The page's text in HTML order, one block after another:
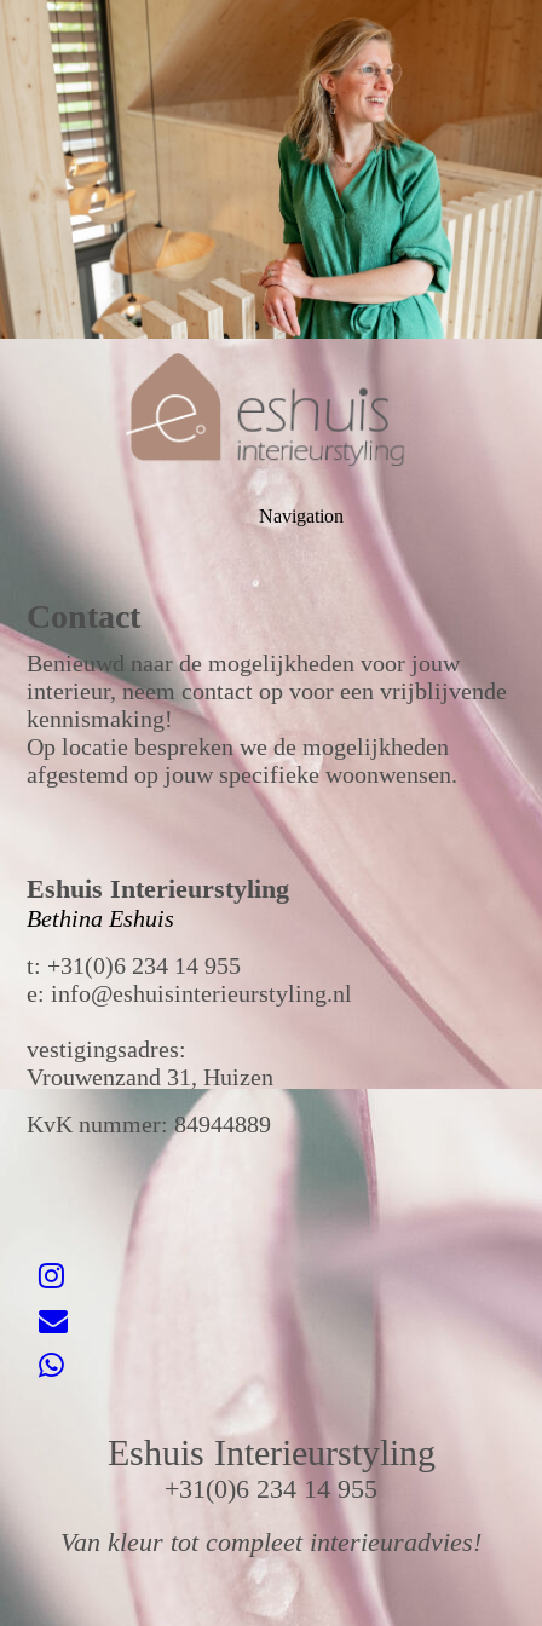
Navigation
Contact
Benieuwd naar de mogelijkheden voor jouw
interieur, neem contact op voor een vrijblijvende
kennismaking!
Op locatie bespreken we de mogelijkheden
afgestemd op jouw specifieke woonwensen.
Eshuis Interieurstyling
Bethina Eshuis
t: +31(0)6 234 14 955
e: info@eshuisinterieurstyling.nl
vestigingsadres:
Vrouwenzand 31, Huizen
KvK nummer: 84944889
Eshuis Interieurstyling
+31(0)6 234 14 955
Van kleur tot compleet interieuradvies!